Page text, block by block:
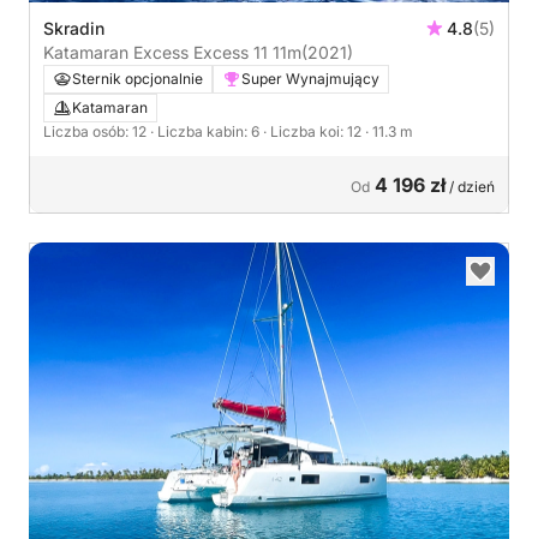
Skradin 4.8(5)
Katamaran Excess Excess 11 11m(2021)
Sternik opcjonalnie
Super Wynajmujący
Katamaran
Liczba osób: 12 · Liczba kabin: 6 · Liczba koi: 12 · 11.3 m
Od 4 196 zł/ dzień